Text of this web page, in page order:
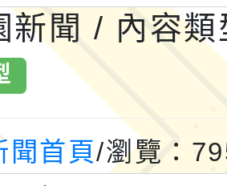
的減碳存摺2.0
如說明，請參閱
新北亞洲盃暨
錦標賽
115學年度學生
年『王牌愛／
列徵選頒獎典禮
鎮韌性防空演習
聞 / 內容類
聞首頁/瀏覽：